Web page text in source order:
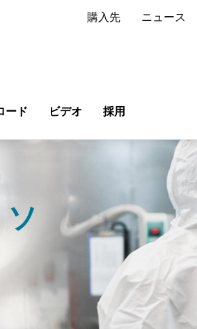
購入先 ニュース
ード ビデオ 採用